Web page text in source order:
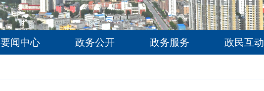
要闻中心 政务公开 政务服务 政民互动